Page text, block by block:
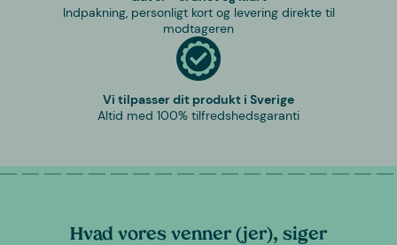
Indpakning, personligt kort og levering direkte til
modtageren
Vi tilpasser dit produkt i Sverige
Altid med 100% tilfredshedsgaranti
Hvad vores venner (jer), siger